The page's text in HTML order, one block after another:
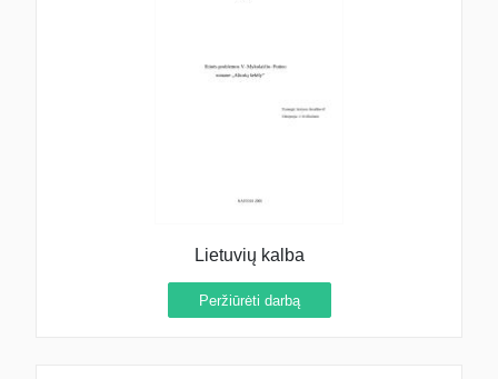
Lietuvių kalba
Peržiūrėti darbą